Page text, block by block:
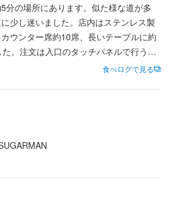
分の場所にあります。似た様な道が多
少し迷いました。店内はステンレス製
ウンター席約10席、長いテーブルに約
。注文は入口のタッチパネルで行う形
で提供されるため、注文した品ができあ
ている「C set」を注文しました。こち
食べログで見る
け技術 サービスマナー 店舗運営
り組める方